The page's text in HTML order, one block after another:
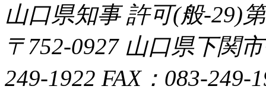
山口県知事 許可(般-29)
〒752-0927 山口県下関
249-1922 FAX：083-249-